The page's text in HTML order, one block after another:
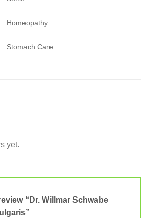
Homeopathy
Stomach Care
yet.
“Dr. Willmar Schwabe